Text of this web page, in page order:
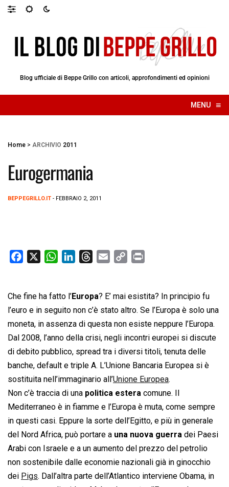
Blog ufficiale di Beppe Grillo con articoli, approfondimenti ed opinioni
MENU ≡
☰
Home > ARCHIVIO 2011
Eurogermania
BEPPEGRILLO.IT - FEBBRAIO 2, 2011
e
b
o
o
k
W
t
s
A
p
p
k
e
d
I
n
e
a
d
s
i
l
y
L
i
n
k
n
t
Che fine ha fatto l’Europa? E’ mai esistita? In principio fu
l’euro e in seguito non c’è stato altro. Se l’Europa è solo una
moneta, in assenza di questa non esiste neppure l’Europa.
Dal 2008, l’anno della crisi, negli incontri europei si discute
di debito pubblico, spread tra i diversi titoli, tenuta delle
banche, default e triple A. L’Unione Bancaria Europea si è
sostituita nell’immaginario all’Unione Europea.
Non c’è traccia di una politica estera comune. Il
Mediterraneo è in fiamme e l’Europa è muta, come sempre
in questi casi. Eppure la sorte dell’Egitto, e più in generale
del Nord Africa, può portare a una nuova guerra dei Paesi
Arabi con Israele e a un aumento del prezzo del petrolio
non sostenibile dalle economie nazionali già in ginocchio
dei Pigs. Dall’altra parte dell’Atlantico interviene Obama, in